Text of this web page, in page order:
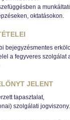
a
oktatásokon.
bejegyzésmentes
a fegyveres
JELENT
tapasztalat,
szolgálati jogviszony.